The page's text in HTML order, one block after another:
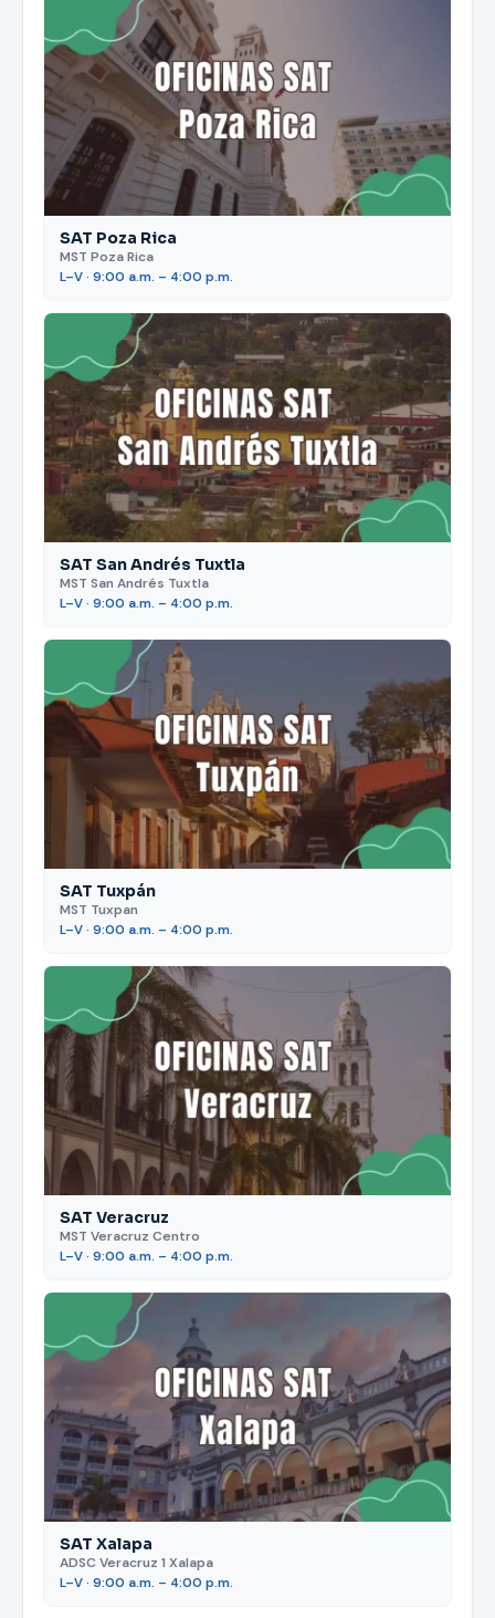
SAT Poza Rica
MST Poza Rica
L–V · 9:00 a.m. – 4:00 p.m.
SAT San Andrés Tuxtla
MST San Andrés Tuxtla
L–V · 9:00 a.m. – 4:00 p.m.
SAT Tuxpán
MST Tuxpan
L–V · 9:00 a.m. – 4:00 p.m.
SAT Veracruz
MST Veracruz Centro
L–V · 9:00 a.m. – 4:00 p.m.
SAT Xalapa
ADSC Veracruz 1 Xalapa
L–V · 9:00 a.m. – 4:00 p.m.